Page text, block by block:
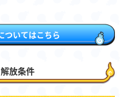
ついてはこちら
放条件